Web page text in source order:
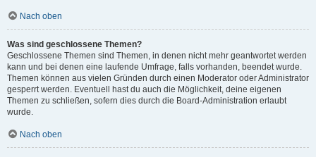
Nach oben
Was sind geschlossene Themen?
Geschlossene Themen sind Themen, in denen nicht mehr geantwortet werden
kann und bei denen eine laufende Umfrage, falls vorhanden, beendet wurde.
Themen können aus vielen Gründen durch einen Moderator oder Administrator
gesperrt werden. Eventuell hast du auch die Möglichkeit, deine eigenen
Themen zu schließen, sofern dies durch die Board-Administration erlaubt
wurde.
Nach oben